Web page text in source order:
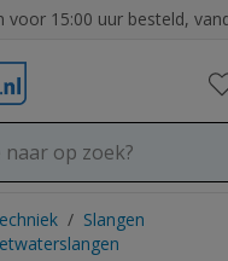
voor 15:00 uur besteld,
/ Slangen